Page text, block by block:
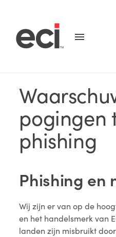
pogingen
phishing
Phishing en
Wij zijn er van op de
en het handelsmerk van
landen zijn misbruikt